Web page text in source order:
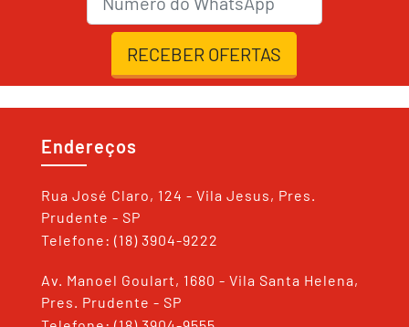
RECEBER OFERTAS
Endereços
Rua José Claro, 124 - Vila Jesus, Pres.
Prudente - SP
Telefone: (18) 3904-9222
Av. Manoel Goulart, 1680 - Vila Santa Helena,
Pres. Prudente - SP